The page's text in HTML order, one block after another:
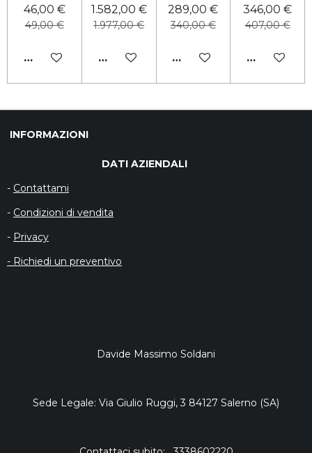
46,00 €
49,00 €
AVVISAMI QUANDO DISPONIBILE
1.582,00 €
1.977,00 €
AGGIUNGI AL CARRELLO
289,00 €
340,00 €
AGGIUNGI AL
346,00 €
407,00 €
AGGIUNGI
INFORMAZIONI
DATI AZIENDALI
- Contattami
- Condizioni di vendita
- Privacy
- Richiedi un preventivo
Davide Massimo Soldani
Sede Legale: Via Giulio Ruggi, 3 84127 Salerno (SA)